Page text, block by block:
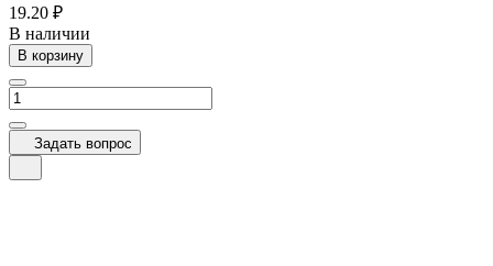
19.20 ₽
В наличии
В корзину
Задать вопрос